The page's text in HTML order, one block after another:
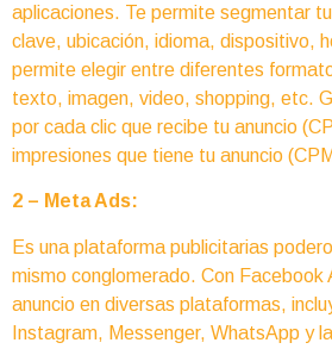
aplicaciones. Te permite segmentar
clave, ubicación, idioma, dispositivo,
permite elegir entre diferentes
texto, imagen, video, shopping, etc.
por cada clic que recibe tu anuncio
impresiones que tiene tu anuncio
2 – Meta Ads:
Es una plataforma publicitarias
mismo conglomerado. Con Facebook
anuncio en diversas plataformas,
Instagram, Messenger, WhatsApp y